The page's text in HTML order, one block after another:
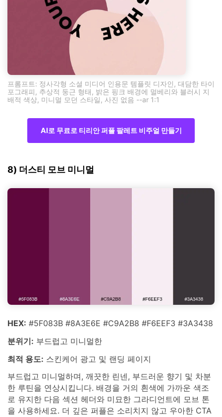
프롬프트: 정사각형 소셜 미디어 인용문 템플릿 디자인, 대담한 타이
포그래피, 추상적 둥근 형태, 밝은 핑크 배경에 멀베리와 블러시 지
배적 색상, 미니멀 모던 스타일, 사진 없음 --ar 1:1
AI로 무료로 티리안 퍼플 팔레트 비주얼 만들기
8) 더스티 모브 미니멀
HEX: #5F083B #8A3E6E #C9A2B8 #F6EEF3 #3A3438
분위기: 부드럽고 미니멀한
최적 용도: 스킨케어 광고 및 랜딩 페이지
부드럽고 미니멀하며, 깨끗한 린넨, 부드러운 향기 및 차분
한 루틴을 연상시킵니다. 배경을 거의 흰색에 가까운 색조
로 유지한 다음 섹션 헤더와 미묘한 그라디언트에 모브 톤
을 사용하세요. 더 깊은 퍼플은 소리치지 않고 우아한 CTA